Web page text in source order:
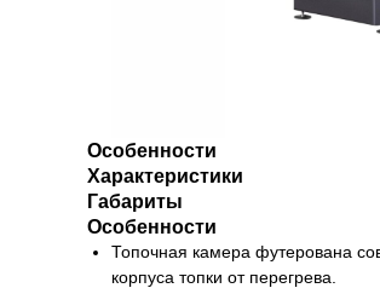
Особенности
Характеристики
Габариты
Особенности
Топочная камера футерована
корпуса топки от перегрева.